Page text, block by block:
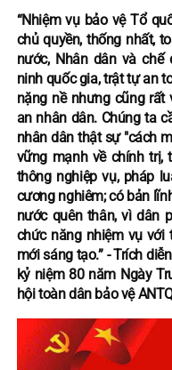
“Nhiệm vụ bảo vệ Tổ
chủ quyền, thống nhất,
nước, Nhân dân và
ninh quốc gia, trật tự an
nặng nề nhưng cũng
an nhân dân. Chúng ta
nhân dân thật sự "cách
vững mạnh về chính
thông nghiệp vụ, pháp
cương nghiêm; có bản
nước quên thân, vì dân
chức năng nhiệm vụ với
mới sáng tạo.” - Trích
kỷ niệm 80 năm Ngày
hội toàn dân bảo vệ